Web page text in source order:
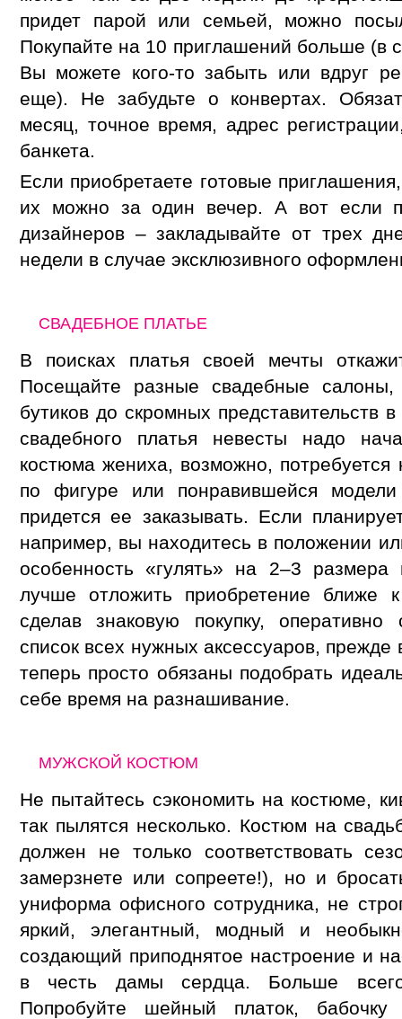
придет парой или семьей, можно
Покупайте на 10 приглашений больше (в
Вы можете кого-то забыть или вдруг
еще). Не забудьте о конвертах.
месяц, точное время, адрес
банкета.
Если приобретаете готовые
их можно за один вечер. А вот если
дизайнеров – закладывайте от трех
недели в случае эксклюзивного
СВАДЕБНОЕ ПЛАТЬЕ
В поисках платья своей мечты
Посещайте разные свадебные салоны,
бутиков до скромных представительств
свадебного платья невесты надо
костюма жениха, возможно, потребуется
по фигуре или понравившейся
придется ее заказывать. Если
например, вы находитесь в положении
особенность «гулять» на 2–3
лучше отложить приобретение ближе
сделав знаковую покупку, оперативно
список всех нужных аксессуаров,
теперь просто обязаны подобрать
себе время на разнашивание.
МУЖСКОЙ КОСТЮМ
Не пытайтесь сэкономить на костюме,
так пылятся несколько. Костюм на
должен не только соответствовать
замерзнете или сопреете!), но и
униформа офисного сотрудника, не
яркий, элегантный, модный и
создающий приподнятое настроение и
в честь дамы сердца. Больше
Попробуйте шейный платок,